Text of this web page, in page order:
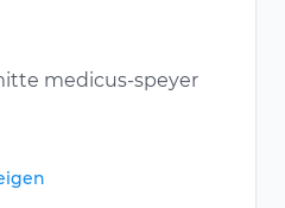
medicus-speyer